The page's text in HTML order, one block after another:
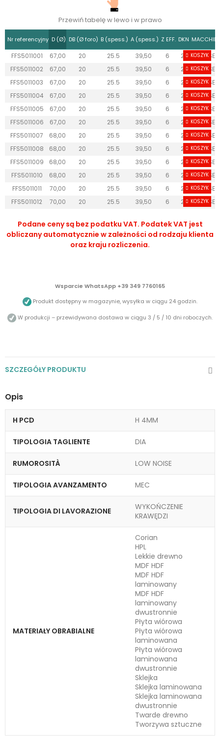
Przewiń tabelę w lewo i w prawo
Nr referencyjny D (Ø) DB (Ø foro) B (spess.) A (spess.) Z EFF. DKN
FFS5011001 67,00 20 25.5 39,50 6 2 BIESSE
KOSZYK
FFS5011002 67,00 20 25.5 39,50 6 2 BIESSE
KOSZYK
FFS5011003 67,00 20 25.5 39,50 6 2 BIESSE
KOSZYK
FFS5011004 67,00 20 25.5 39,50 6 2 BIESSE
KOSZYK
FFS5011005 67,00 20 25.5 39,50 6 2 BIESSE
KOSZYK
FFS5011006 67,00 20 25.5 39,50 6 2 BIESSE
KOSZYK
FFS5011007 68,00 20 25.5 39,50 6 2 BIESSE
KOSZYK
FFS5011008 68,00 20 25.5 39,50 6 2 BIESSE
KOSZYK
FFS5011009 68,00 20 25.5 39,50 6 2 BIESSE
KOSZYK
FFS5011010 68,00 20 25.5 39,50 6 2 BIESSE
KOSZYK
FFS5011011 70,00 20 25.5 39,50 6 2 BIESSE
KOSZYK
FFS5011012 70,00 20 25.5 39,50 6 2 BIESSE
KOSZYK
Podane ceny są bez podatku VAT. Podatek VAT jest
obliczany automatycznie w zależności od rodzaju klienta
oraz kraju rozliczenia.
Wsparcie WhatsApp +39 349 7760165
Produkt dostępny w magazynie, wysyłka w ciągu 24 godzin.
W produkcji – przewidywana dostawa w ciągu 3 / 5 / 10 dni roboczych.
SZCZEGÓŁY PRODUKTU
Opis
H PCD H 4MM
TIPOLOGIA TAGLIENTE DIA
RUMOROSITÀ LOW NOISE
TIPOLOGIA AVANZAMENTO MEC
TIPOLOGIA DI LAVORAZIONE
WYKOŃCZENIE
KRAWĘDZI
MATERIAŁY OBRABIALNE
Corian
HPL
Lekkie drewno
MDF HDF
MDF HDF
laminowany
MDF HDF
laminowany
dwustronnie
Płyta wiórowa
Płyta wiórowa
laminowana
Płyta wiórowa
laminowana
dwustronnie
Sklejka
Sklejka laminowana
Sklejka laminowana
dwustronnie
Twarde drewno
Tworzywa sztuczne